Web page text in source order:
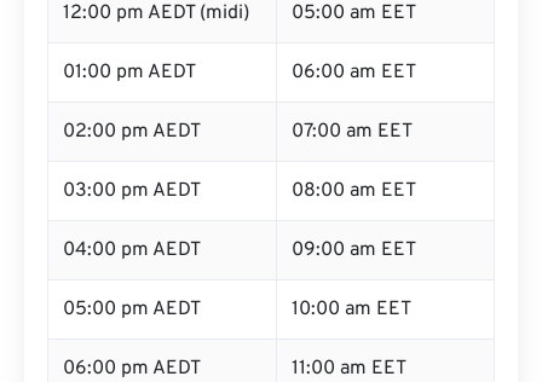
12:00 pm AEDT (midi) 05:00 am EET
01:00 pm AEDT 06:00 am EET
02:00 pm AEDT 07:00 am EET
03:00 pm AEDT 08:00 am EET
04:00 pm AEDT 09:00 am EET
05:00 pm AEDT 10:00 am EET
06:00 pm AEDT 11:00 am EET